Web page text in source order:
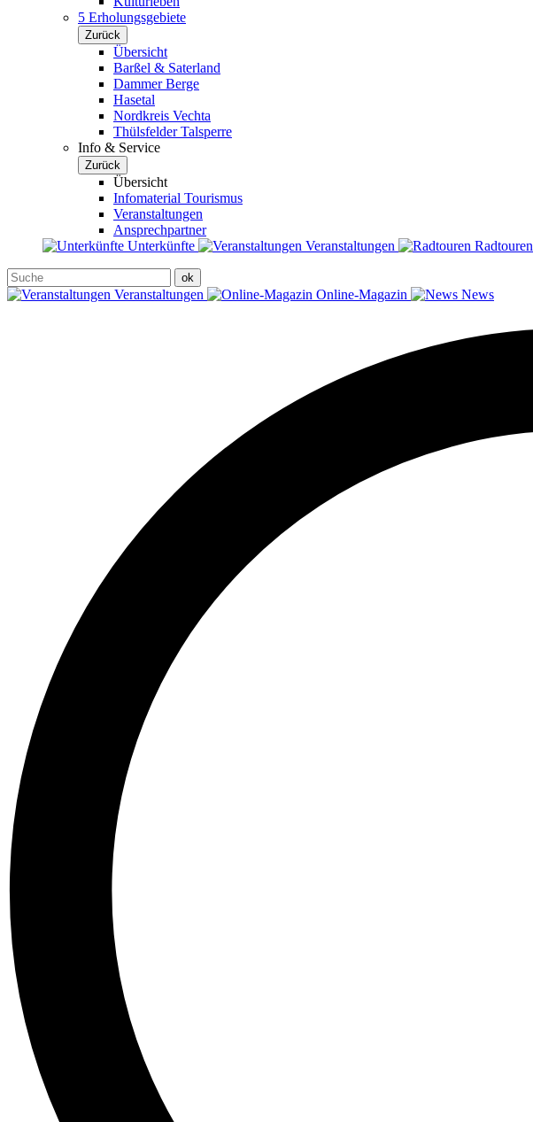
5 Erholungsgebiete
Zurück
Übersicht
Barßel & Saterland
Dammer Berge
Hasetal
Nordkreis Vechta
Thülsfelder Talsperre
Info & Service
Zurück
Übersicht
Infomaterial Tourismus
Veranstaltungen
Ansprechpartner
Unterkünfte
Veranstaltungen Radtouren
Veranstaltungen Online-Magazin News